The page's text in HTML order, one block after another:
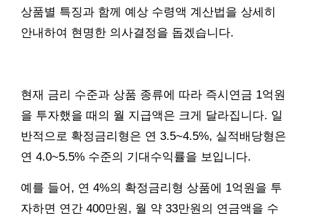
상품별 특징과 함께 예상 수령액 계산법을 상세히
안내하여 현명한 의사결정을 돕겠습니다.
현재 금리 수준과 상품 종류에 따라 즉시연금 1억원
을 투자했을 때의 월 지급액은 크게 달라집니다. 일
반적으로 확정금리형은 연 3.5~4.5%, 실적배당형은
연 4.0~5.5% 수준의 기대수익률을 보입니다.
예를 들어, 연 4%의 확정금리형 상품에 1억원을 투
자하면 연간 400만원, 월 약 33만원의 연금액을 수